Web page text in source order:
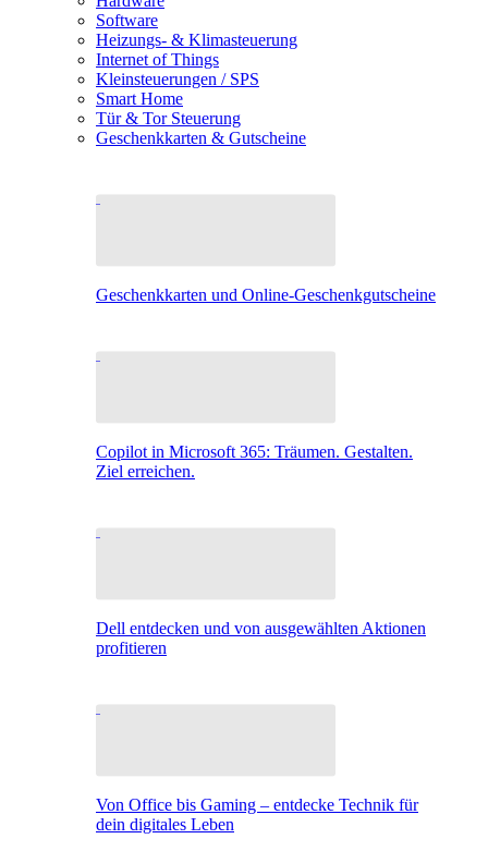
Software
Heizungs- & Klimasteuerung
Internet of Things
Kleinsteuerungen / SPS
Smart Home
Tür & Tor Steuerung
Geschenkkarten & Gutscheine
Geschenkkarten und Online-Geschenkgutscheine
Copilot in Microsoft 365: Träumen. Gestalten.
Ziel erreichen.
Dell entdecken und von ausgewählten Aktionen
profitieren
Von Office bis Gaming – entdecke Technik für
dein digitales Leben